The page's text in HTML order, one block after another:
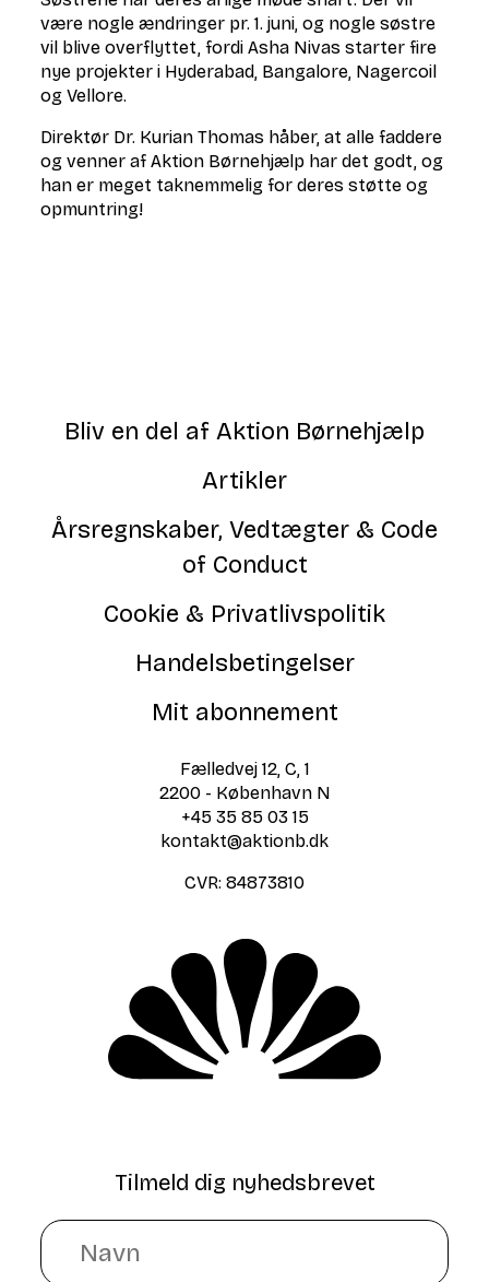
være nogle ændringer pr. 1. juni, og nogle søstre
vil blive overflyttet, fordi Asha Nivas starter fire
nye projekter i Hyderabad, Bangalore, Nagercoil
og Vellore.
Direktør Dr. Kurian Thomas håber, at alle faddere
og venner af Aktion Børnehjælp har det godt, og
han er meget taknemmelig for deres støtte og
opmuntring!
Bliv en del af Aktion Børnehjælp
Artikler
Årsregnskaber, Vedtægter & Code
of Conduct
Cookie & Privatlivspolitik
Handelsbetingelser
Mit abonnement
Fælledvej 12, C, 1
2200 - København N
+45 35 85 03 15
kontakt@aktionb.dk
CVR: 84873810
Tilmeld dig nyhedsbrevet